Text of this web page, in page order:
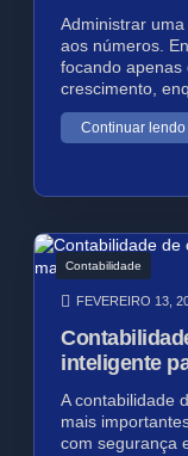
Administrar
aos números.
focando apenas
crescimento,
Continuar lendo
Contabilidade
FEVEREIRO 13,
inteligente
A contabilidade
mais
com segurança